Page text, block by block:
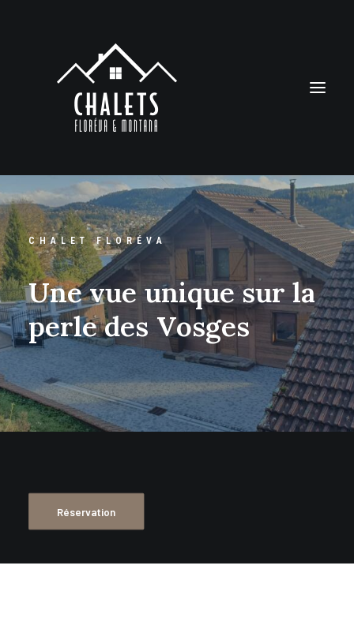
CHALET FLORÉVA
Une vue unique sur la
perle des Vosges
Réservation